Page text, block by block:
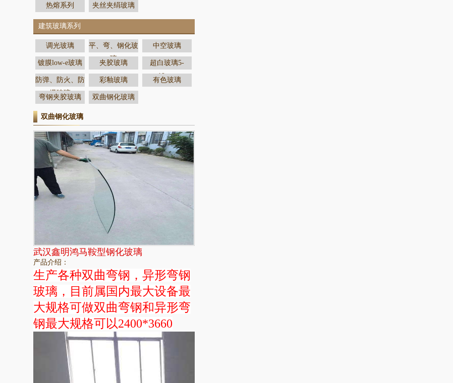
热熔系列 夹丝夹绢玻璃
建筑玻璃系列
调光玻璃
平、弯、钢化玻
璃
中空玻璃
镀膜low-e玻璃 夹胶玻璃
超白玻璃5-
19mm
防弹、防火、防
爆玻璃
彩釉玻璃 有色玻璃
弯钢夹胶玻璃 双曲钢化玻璃
双曲钢化玻璃
武汉鑫明鸿马鞍型钢化玻璃
产品介绍：
生产各种双曲弯钢，异形弯钢
玻璃，目前属国内最大设备最
大规格可做双曲弯钢和异形弯
钢最大规格可以2400*3660